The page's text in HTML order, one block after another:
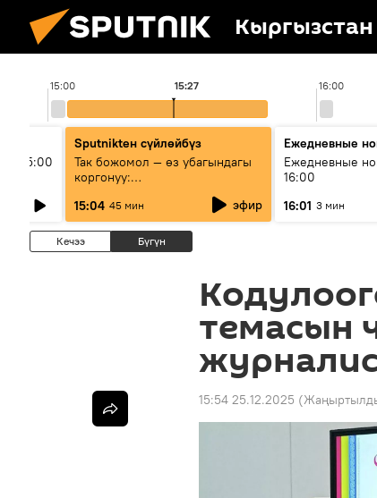
Кыргызстан
15:00 16:00
15:27
15:00
Sputnikteн сүйлөйбүз
Так божомол — өз убагындагы
коргонуу:
гидрометеорологиялык кызмат
кантип өркүндөтүлүүдө
15:04 45 мин эфир
Ежедневные
Ежедневные
16:00
16:01 3 мин
Кечээ Бүгүн
темасын
15:54 25.12.2025